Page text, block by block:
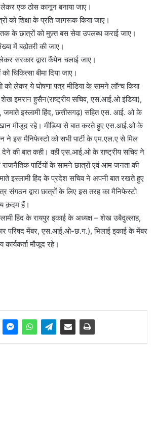
लेकर एक ठोस कानून बनाया जाए।
को शिक्षा के प्रति जागरूक किया जाए।
तक के छात्रों को मुफ़्त बस सेवा उपलब्ध कराई जाए।
में बढ़ोतरी की जाए।
सरकार द्वारा कैंपेन चलाई जाए।
चिकित्सा बीमा दिया जाए।
लेकर ये घोषणा पत्र मीडिया के सामने लॉन्च किया
इमरान हुसैन(राष्ट्रीय सचिव, एस.आई.ओ इंडिया),
जमाते इस्लामी हिंद, छत्तीसगढ़) सहित एस. आई. ओ के
मौजूद रहे। मीडिया से बात करते हुए एस.आई.ओ के
ने इस मैनिफेस्टो को सभी पार्टी के एम.एल.ए से मिल
देने की बात कही। वही एस.आई.ओ के राष्ट्रीय सचिव ने
पार्टियों के सामने छात्रों एवं आम जनता की
इस्लामी हिंद के प्रदेश सचिव ने अपनी बात रखते हुए
संगठन द्वारा छात्रों के लिए इस तरह का मैनिफेस्टो
क़दम हैं।
हिंद के रायपुर इकाई के अध्यक्ष – शेख उबैदुल्लाह,
परिषद मेंबर, एस.आई.ओ-छ.ग.), भिलाई इकाई के मेंबर
मौजूद रहे।